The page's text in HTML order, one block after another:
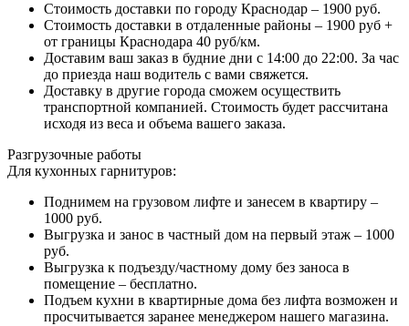
Стоимость доставки по городу Краснодар – 1900 руб.
Стоимость доставки в отдаленные районы – 1900 руб +
от границы Краснодара 40 руб/км.
Доставим ваш заказ в будние дни с 14:00 до 22:00. За час
до приезда наш водитель с вами свяжется.
Доставку в другие города сможем осуществить
транспортной компанией. Стоимость будет рассчитана
исходя из веса и объема вашего заказа.
Разгрузочные работы
Для кухонных гарнитуров:
Поднимем на грузовом лифте и занесем в квартиру –
1000 руб.
Выгрузка и занос в частный дом на первый этаж – 1000
руб.
Выгрузка к подъезду/частному дому без заноса в
помещение – бесплатно.
Подъем кухни в квартирные дома без лифта возможен и
просчитывается заранее менеджером нашего магазина.